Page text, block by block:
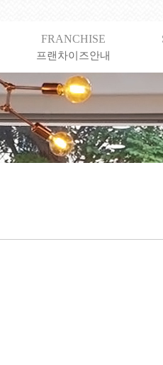
FRANCHISE
프랜차이즈안내